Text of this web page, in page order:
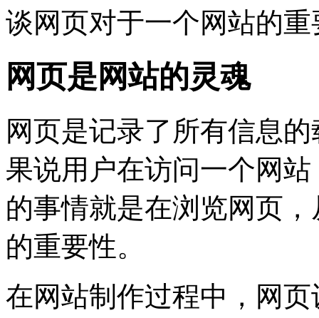
谈网页对于一个网站的重
网页是网站的灵魂
网页是记录了所有信息
果说用户在访问一个网
的事情就是在浏览网页
的重要性。
在网站制作过程中，网